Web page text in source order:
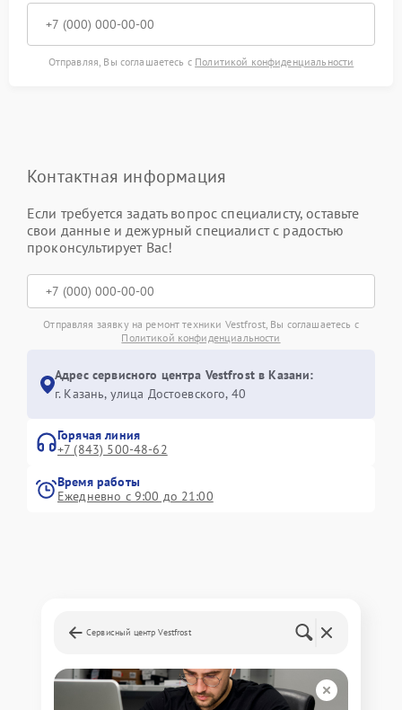
Отправляя, Вы соглашаетесь с Политикой конфиденциальности
Контактная информация
Если требуется задать вопрос специалисту, оставьте
свои данные и дежурный специалист с радостью
проконсультирует Вас!
Отправляя заявку на ремонт техники Vestfrost, Вы соглашаетесь с
Политикой конфиденциальности
Адрес сервисного центра Vestfrost в Казани:
г. Казань, улица Достоевского, 40
Горячая линия
+7 (843) 500-48-62
Время работы
Ежедневно с 9:00 до 21:00
Сервисный центр Vestfrost